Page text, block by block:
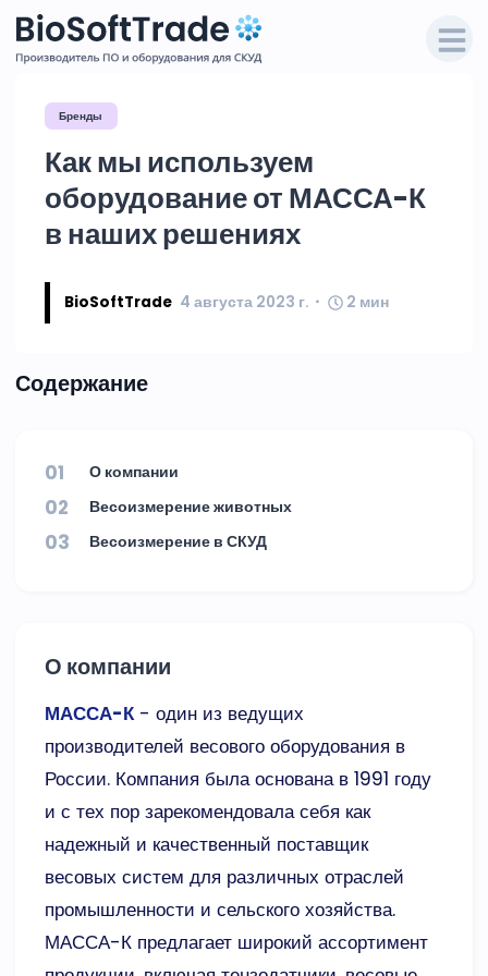
Бренды
Как мы используем
оборудование от МАССА-К
в наших решениях
BioSoftTrade 4 августа 2023 г. 2 мин
Содержание
01 О компании
02 Весоизмерение животных
03 Весоизмерение в СКУД
О компании
МАССА-К- один из ведущих
производителей весового оборудования в
России. Компания была основана в 1991 году
и с тех пор зарекомендовала себя как
надежный и качественный поставщик
весовых систем для различных отраслей
промышленности и сельского хозяйства.
МАССА-К предлагает широкий ассортимент